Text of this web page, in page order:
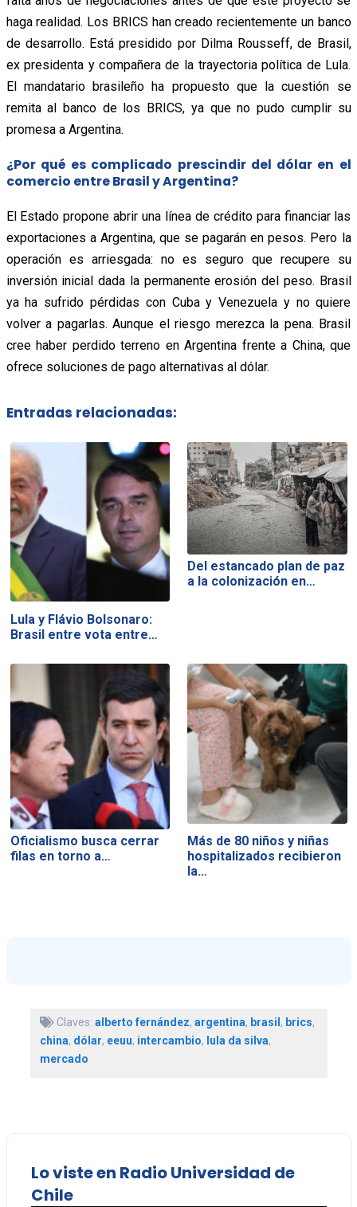
haga realidad. Los BRICS han creado recientemente un banco
de desarrollo. Está presidido por Dilma Rousseff, de Brasil,
ex presidenta y compañera de la trayectoria política de Lula.
El mandatario brasileño ha propuesto que la cuestión se
remita al banco de los BRICS, ya que no pudo cumplir su
promesa a Argentina.
¿Por qué es complicado prescindir del dólar en el
comercio entre Brasil y Argentina?
El Estado propone abrir una línea de crédito para financiar las
exportaciones a Argentina, que se pagarán en pesos. Pero la
operación es arriesgada: no es seguro que recupere su
inversión inicial dada la permanente erosión del peso. Brasil
ya ha sufrido pérdidas con Cuba y Venezuela y no quiere
volver a pagarlas. Aunque el riesgo merezca la pena. Brasil
cree haber perdido terreno en Argentina frente a China, que
ofrece soluciones de pago alternativas al dólar.
Entradas relacionadas:
Lula y Flávio Bolsonaro:
Brasil entre vota entre…
Del estancado plan de paz
a la colonización en…
Oficialismo busca cerrar
filas en torno a…
Más de 80 niños y niñas
hospitalizados recibieron
la…
Claves: alberto fernández, argentina, brasil, brics,
china, dólar, eeuu, intercambio, lula da silva,
mercado
Lo viste en Radio Universidad de
Chile